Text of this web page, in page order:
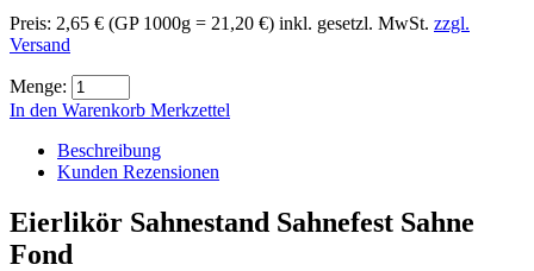
Preis: 2,65 € (GP 1000g = 21,20 €) inkl. gesetzl. MwSt. zzgl.
Versand
Menge:
In den Warenkorb Merkzettel
Beschreibung
Kunden Rezensionen
Eierlikör Sahnestand Sahnefest Sahne
Fond